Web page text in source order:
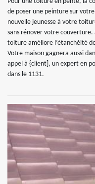
de poser une peinture sur
nouvelle jeunesse à votre
sans rénover votre couverture.
toiture améliore l’étanchéité
Votre maison gagnera aussi
appel à {client], un expert en
dans le 1131.